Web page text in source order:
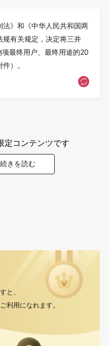
》和《中华人民共和国两
规有关规定，决定将三井
最终用户、最终用途的20
）。
定コンテンツです
きを読む
と、
利用になれます。